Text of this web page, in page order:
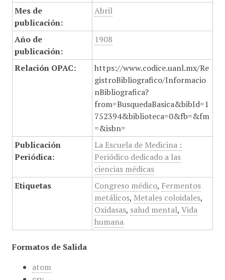
Mes de
publicación:
Abril
Año de
publicación:
1908
Relación OPAC:
https://www.codice.uanl.mx/Re
gistroBibliografico/Informacio
nBibliografica?
from=BusquedaBasica&bibId=1
752394&biblioteca=0&fb=&fm
=&isbn=
Publicación
Periódica:
La Escuela de Medicina :
Periódico dedicado a las
ciencias médicas
Etiquetas
Congreso médico, Fermentos
metálicos, Metales coloidales,
Oxidasas, salud mental, Vida
humana
Formatos de Salida
atom